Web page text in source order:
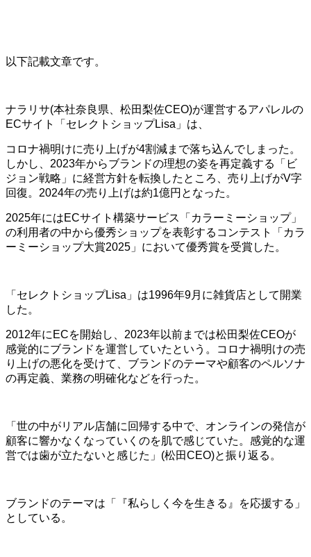
以下記載文章です。
ナラリサ(本社奈良県、松田梨佐CEO)が運営するアパレルの
ECサイト「セレクトショップLisa」は、
コロナ禍明けに売り上げが4割減まで落ち込んでしまった。
しかし、2023年からブランドの理想の姿を再定義する「ビ
ジョン戦略」に経営方針を転換したところ、売り上げがV字
回復。2024年の売り上げは約1億円となった。
2025年にはECサイト構築サービス「カラーミーショップ」
の利用者の中から優秀ショップを表彰するコンテスト「カラ
ーミーショップ大賞2025」において優秀賞を受賞した。
「セレクトショップLisa」は1996年9月に雑貨店として開業
した。
2012年にECを開始し、2023年以前までは松田梨佐CEOが
感覚的にブランドを運営していたという。コロナ禍明けの売
り上げの悪化を受けて、ブランドのテーマや顧客のペルソナ
の再定義、業務の明確化などを行った。
「世の中がリアル店舗に回帰する中で、オンラインの発信が
顧客に響かなくなっていくのを肌で感じていた。感覚的な運
営では歯が立たないと感じた」(松田CEO)と振り返る。
ブランドのテーマは「『私らしく今を生きる』を応援する」
としている。